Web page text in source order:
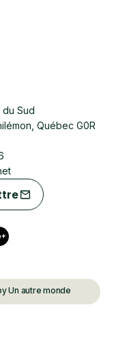
du Sud
Québec G0R
Un autre monde